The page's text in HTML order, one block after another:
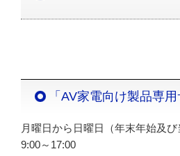
「AV家電向け製品専
月曜日から日曜日（年末年始及び
9:00～17:00